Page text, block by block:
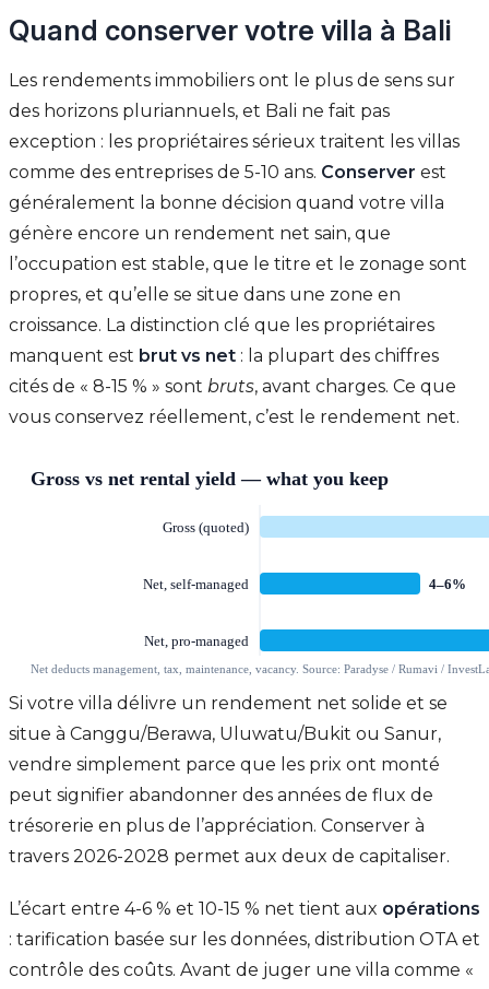
Quand conserver votre villa à Bali
Les rendements immobiliers ont le plus de sens sur
des horizons pluriannuels, et Bali ne fait pas
exception : les propriétaires sérieux traitent les villas
comme des entreprises de 5-10 ans. Conserver est
généralement la bonne décision quand votre villa
génère encore un rendement net sain, que
l’occupation est stable, que le titre et le zonage sont
propres, et qu’elle se situe dans une zone en
croissance. La distinction clé que les propriétaires
manquent est brut vs net : la plupart des chiffres
cités de « 8-15 % » sont bruts, avant charges. Ce que
vous conservez réellement, c’est le rendement net.
Si votre villa délivre un rendement net solide et se
situe à Canggu/Berawa, Uluwatu/Bukit ou Sanur,
vendre simplement parce que les prix ont monté
peut signifier abandonner des années de flux de
trésorerie en plus de l’appréciation. Conserver à
travers 2026-2028 permet aux deux de capitaliser.
L’écart entre 4-6 % et 10-15 % net tient aux opérations
: tarification basée sur les données, distribution OTA et
contrôle des coûts. Avant de juger une villa comme «